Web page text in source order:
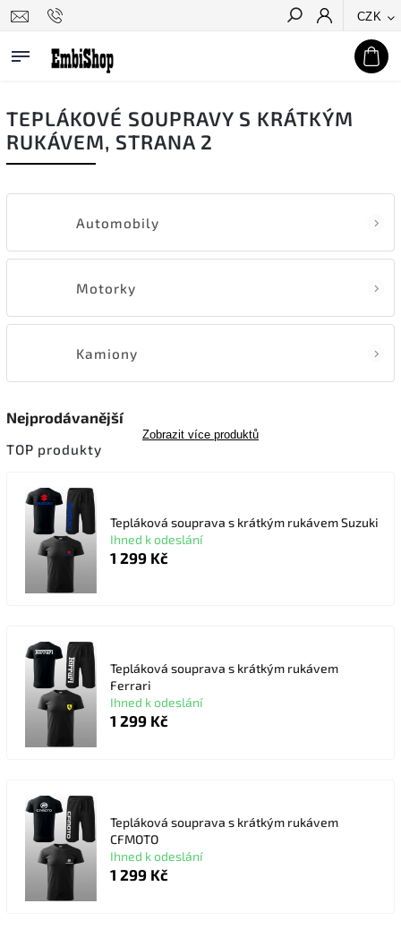
CZK
Hledat
TEPLÁKOVÉ SOUPRAVY S KRÁTKÝM
RUKÁVEM, STRANA 2
Automobily
Motorky
Kamiony
Nejprodávanější
Zobrazit více produktů
TOP produkty
Tepláková souprava s krátkým rukávem Suzuki
Ihned k odeslání
1 299 Kč
Tepláková souprava s krátkým rukávem
Ferrari
Ihned k odeslání
1 299 Kč
Tepláková souprava s krátkým rukávem
CFMOTO
Ihned k odeslání
1 299 Kč